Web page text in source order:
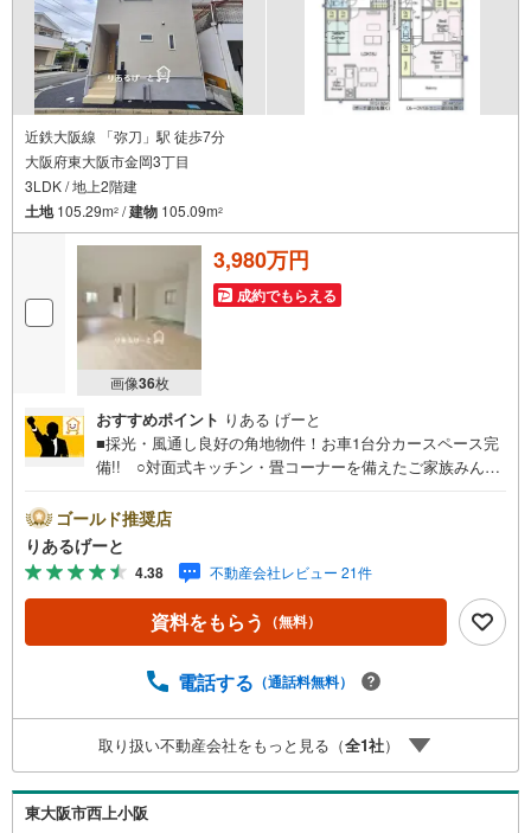
近鉄大阪線 「弥刀」駅 徒歩7分
大阪府東大阪市金岡3丁目
3LDK / 地上2階建
土地105.29m2 /建物 105.09m2
画像36枚
3,980万円
成約でもらえる
おすすめポイント りある げーと
■採光・風通し良好の角地物件！お車1台分カースペース完
備!! ○対面式キッチン・畳コーナーを備えたご家族みんな
日の通勤通学にも便利な立地！■物件検討中のお客さま！ち
ょっと見学してみたいだけなどでも内覧可能です！売主さ
まの都合等で見学ができない場合がございます。お気軽に
「りあるげーと」までお問合わせ下さい！■「りあるげー
と」が選ばれるポイント！■年中休まず営業中！いつでも対
応致します！・営業時間:9:00～21:00上記の時間帯は、お
相談、承ります！■【無料送迎】「小さなお子さまをつれて
ご相談ください！営業スタッフがご自宅に伺って送迎致し
ます！【リフォーム相談】資格を持った専門スタッフがお
悩みに合わせてお話をうかがい、お客さまにぴったりの提
案を行います！■その他:物件相談、住宅ローン相談、ご質
問、気になること、何でもお気軽にご相談ください！
ゴールド推奨店
りあるげーと
4.38 不動産会社レビュー 21件
資料をもらう （無料）
電話する （通話料無料）
取り扱い不動産会社をもっと見る（全1社）
東大阪市西上小阪